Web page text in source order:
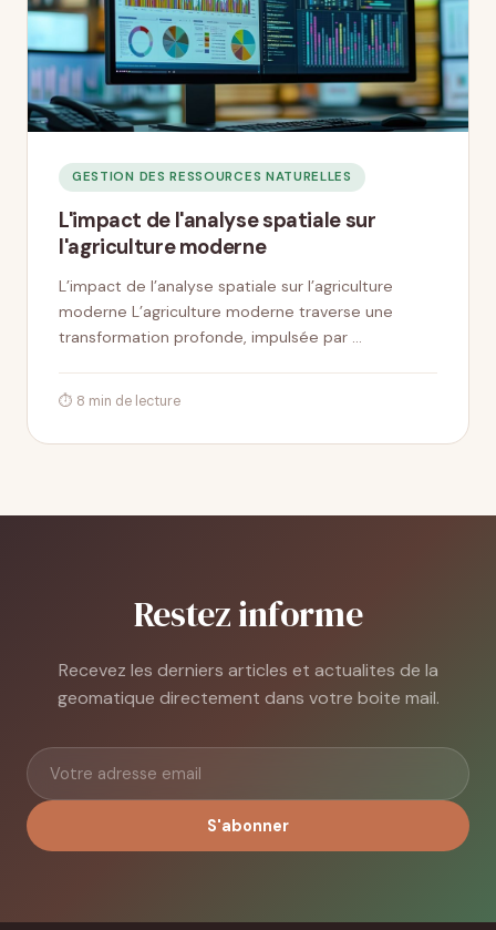
GESTION DES RESSOURCES NATURELLES
L'impact de l'analyse spatiale sur
l'agriculture moderne
L’impact de l’analyse spatiale sur l’agriculture
moderne L’agriculture moderne traverse une
transformation profonde, impulsée par …
⏱ 8 min de lecture
Restez informe
Recevez les derniers articles et actualites de la
geomatique directement dans votre boite mail.
S'abonner